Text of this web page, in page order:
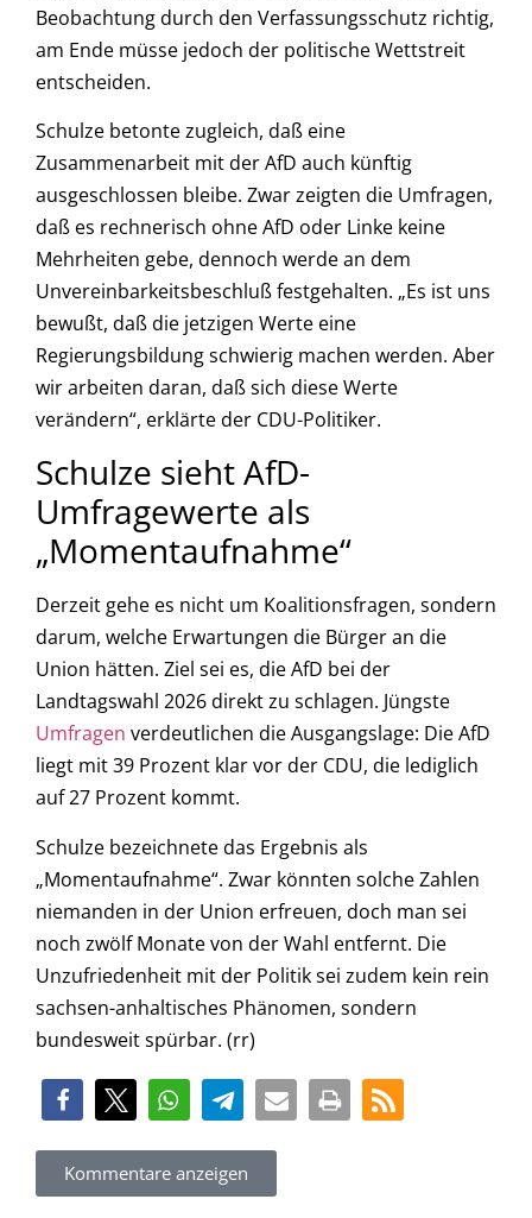
Beobachtung durch den Verfassungsschutz richtig,
am Ende müsse jedoch der politische Wettstreit
entscheiden.
Schulze betonte zugleich, daß eine
Zusammenarbeit mit der AfD auch künftig
ausgeschlossen bleibe. Zwar zeigten die Umfragen,
daß es rechnerisch ohne AfD oder Linke keine
Mehrheiten gebe, dennoch werde an dem
Unvereinbarkeitsbeschluß festgehalten. „Es ist uns
bewußt, daß die jetzigen Werte eine
Regierungsbildung schwierig machen werden. Aber
wir arbeiten daran, daß sich diese Werte
verändern“, erklärte der CDU-Politiker.
Schulze sieht AfD-
Umfragewerte als
„Momentaufnahme“
Derzeit gehe es nicht um Koalitionsfragen, sondern
darum, welche Erwartungen die Bürger an die
Union hätten. Ziel sei es, die AfD bei der
Landtagswahl 2026 direkt zu schlagen. Jüngste
Umfragen verdeutlichen die Ausgangslage: Die AfD
liegt mit 39 Prozent klar vor der CDU, die lediglich
auf 27 Prozent kommt.
Schulze bezeichnete das Ergebnis als
„Momentaufnahme“. Zwar könnten solche Zahlen
niemanden in der Union erfreuen, doch man sei
noch zwölf Monate von der Wahl entfernt. Die
Unzufriedenheit mit der Politik sei zudem kein rein
sachsen-anhaltisches Phänomen, sondern
bundesweit spürbar. (rr)
Kommentare anzeigen